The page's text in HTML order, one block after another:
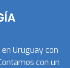
Uruguay con
con un